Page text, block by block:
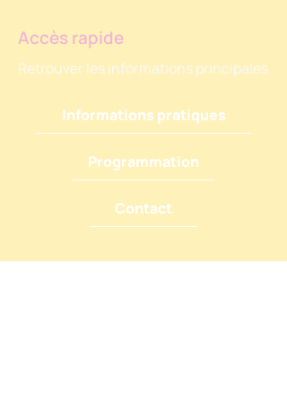
Accès rapide
Retrouver les informations principales
Informations pratiques
Programmation
Contact